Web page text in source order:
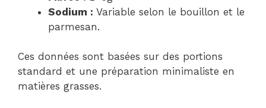
Sodium : Variable selon le bouillon et le
parmesan.
Ces données sont basées sur des portions
standard et une préparation minimaliste en
matières grasses.